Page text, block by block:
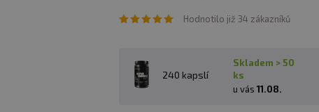
Hodnotilo již 34 zákazníků
240 kapslí
skladem > 50
ks
u vás11.08.